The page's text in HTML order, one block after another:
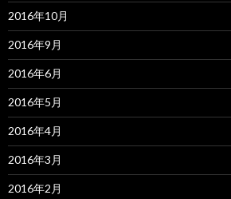
2016年10月
2016年9月
2016年6月
2016年5月
2016年4月
2016年3月
2016年2月